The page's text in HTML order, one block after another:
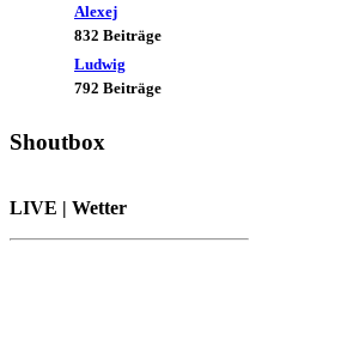
Alexej
832 Beiträge
Ludwig
792 Beiträge
Shoutbox
LIVE | Wetter